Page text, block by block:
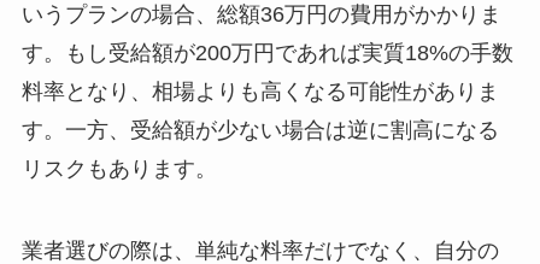
いうプランの場合、総額36万円の費用がかかりま
す。もし受給額が200万円であれば実質18%の手数
料率となり、相場よりも高くなる可能性がありま
す。一方、受給額が少ない場合は逆に割高になる
リスクもあります。
業者選びの際は、単純な料率だけでなく、自分の